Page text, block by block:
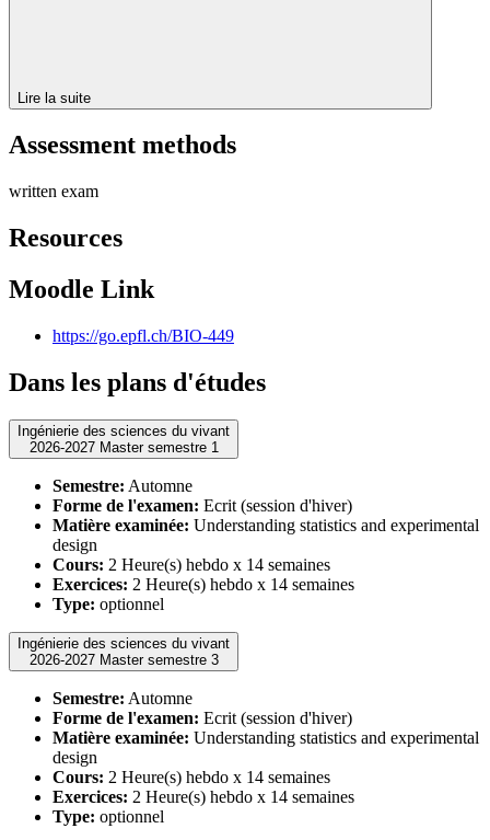
Lire la suite
Assessment methods
written exam
Resources
Moodle Link
https://go.epfl.ch/BIO-449
Dans les plans d'études
Ingénierie des sciences du vivant
2026-2027 Master semestre 1
Semestre: Automne
Forme de l'examen: Ecrit (session d'hiver)
Matière examinée: Understanding statistics and experimental
design
Cours: 2 Heure(s) hebdo x 14 semaines
Exercices: 2 Heure(s) hebdo x 14 semaines
Type: optionnel
Ingénierie des sciences du vivant
2026-2027 Master semestre 3
Semestre: Automne
Forme de l'examen: Ecrit (session d'hiver)
Matière examinée: Understanding statistics and experimental
design
Cours: 2 Heure(s) hebdo x 14 semaines
Exercices: 2 Heure(s) hebdo x 14 semaines
Type: optionnel